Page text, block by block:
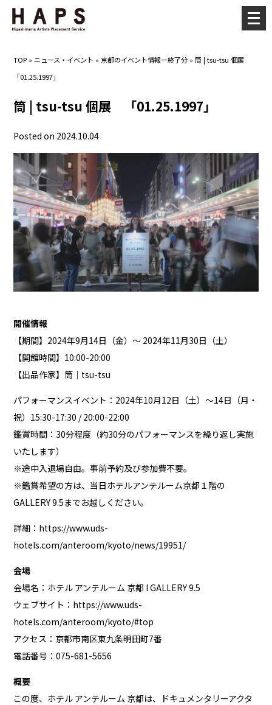
TOP » ニュース・イベント »京都のイベント情報ー終了分 »筒 | tsu-tsu 個展
「01.25.1997」
筒 | tsu-tsu 個展 「01.25.1997」
Posted on 2024.10.04
開催情報
【期間】2024年9月14日（金）〜 2024年11月30日（土）
【開館時間】10:00-20:00
【出品作家】筒｜tsu-tsu
パフォーマンスイベント：2024年10月12日（土）～14日（月・
祝）15:30-17:30 / 20:00-22:00
鑑賞時間：30分程度（約30分のパフォーマンスを繰り返し実施
いたします）
※途中入退場自由。事前予約及び参加費不要。
※鑑賞希望の方は、当日ホテルアンテルーム京都１階の
GALLERY 9.5までお越しください。
詳細： https://www.uds-
hotels.com/anteroom/kyoto/news/19951/
会場
会場名：ホテル アンテルーム 京都 l GALLERY 9.5
ウェブサイト： https://www.uds-
hotels.com/anteroom/kyoto/#top
アクセス：京都市南区東九条明田町7番
電話番号：075-681-5656
概要
この度、ホテル アンテルーム 京都は、ドキュメンタリーアクタ
メ
ニ
ー